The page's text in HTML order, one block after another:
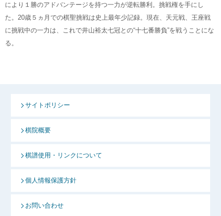
により１勝のアドバンテージを持つ一力が逆転勝利。挑戦権を手にし
た。20歳５ヵ月での棋聖挑戦は史上最年少記録。現在、天元戦、王座戦
に挑戦中の一力は、これで井山裕太七冠との“十七番勝負”を戦うことにな
る。
サイトポリシー
棋院概要
棋譜使用・リンクについて
個人情報保護方針
お問い合わせ